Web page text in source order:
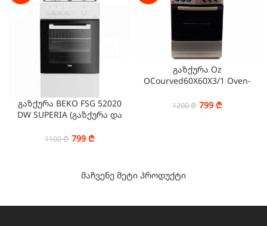
გაზქურა BEKO FSG 52020
DW SUPERIA (გაზქურა და
1100₾ 799 ₾
გაზქურა Oz
OCourved60X60X3/1 Oven-
1200₾ 799 ₾
მაჩვენე მეტი პროდუქტი